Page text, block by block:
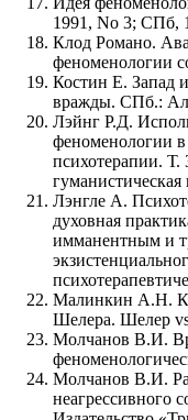
1991, No 3; СПб,
Клод Романо.
феноменологии
Костин Е. Запад
вражды. СПб.:
Лэйнг Р.Д.
феноменологии
психотерапии.
Лэнгле А.
духовная
имманентным и
Малинкин А.Н.
Шелера. Шелер
Молчанов В.И.
Молчанов В.И.
неагрессивного